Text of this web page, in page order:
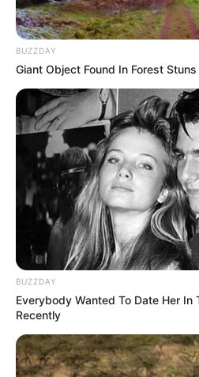
BUZZDAY
Giant Object Found In Forest
BUZZDAY
Everybody Wanted To Date Her In
Recently